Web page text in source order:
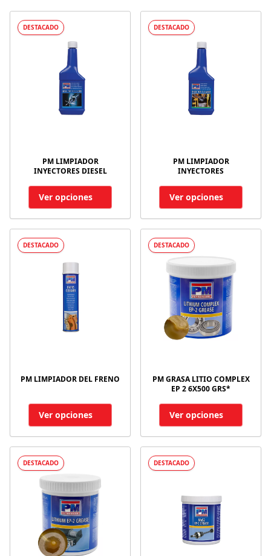
DESTACADO
PM LIMPIADOR
INYECTORES DIESEL
Ver opciones
DESTACADO
PM LIMPIADOR
INYECTORES
Ver opciones
DESTACADO
PM LIMPIADOR DEL FRENO
Ver opciones
DESTACADO
PM GRASA LITIO COMPLEX
EP 2 6X500 GRS*
Ver opciones
DESTACADO DESTACADO